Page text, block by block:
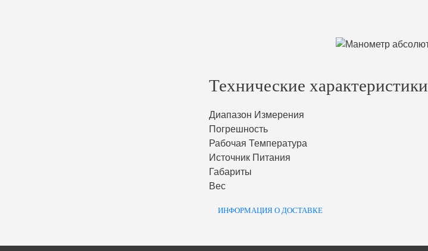
Технические характеристики
Диапазон Измерения
Погрешность
Рабочая Температура
Источник Питания
Габариты
Вес
ИНФОРМАЦИЯ О ДОСТАВКЕ